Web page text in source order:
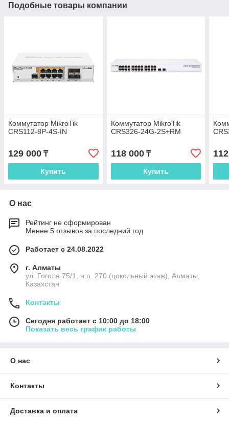
Подобные товары компании
Коммутатор MikroTik
CRS112-8P-4S-IN
129 000 ₸
Купить
Коммутатор MikroTik
CRS326-24G-2S+RM
118 000₸
Купить
О нас
Рейтинг не сформирован
Менее 5 отзывов за последний год
Работает с 24.08.2022
г. Алматы
ул. Гоголя 75/1, н.п. 270 (цокольный этаж), Алматы,
Казахстан
Контакты
Сегодня работает с 10:00 до 18:00
Показать весь график работы
О нас
Контакты
Доставка и оплата